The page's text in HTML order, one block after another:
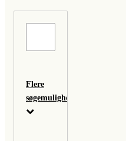
Flere
søgemuligheder